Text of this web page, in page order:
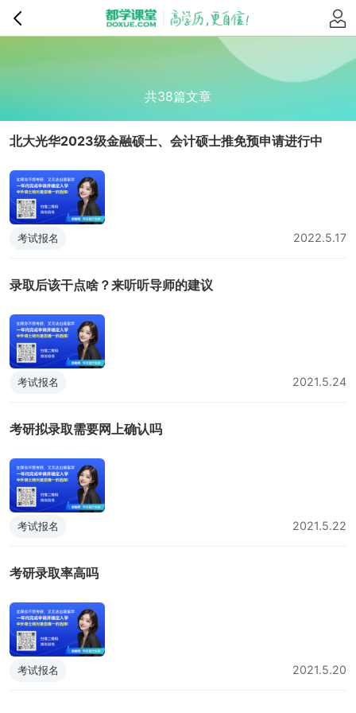
共38篇文章
北大光华2023级金融硕士、会计硕士推免预申请进行中
考试报名 2022.5.17
录取后该干点啥？来听听导师的建议
考试报名 2021.5.24
考研拟录取需要网上确认吗
考试报名 2021.5.22
考研录取率高吗
考试报名 2021.5.20